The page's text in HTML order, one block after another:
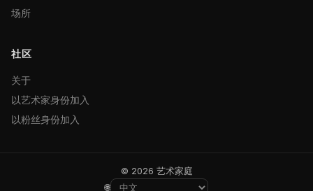
场所
社区
关于
以艺术家身份加入
以粉丝身份加入
© 2026 艺术家庭
🌐